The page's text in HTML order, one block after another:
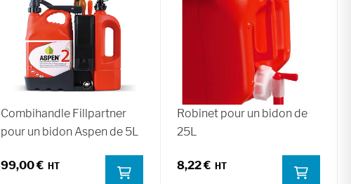
Combihandle Fillpartner
pour un bidon Aspen de 5L
99,00 €
Robinet pour un bidon de
25L
8,22 €